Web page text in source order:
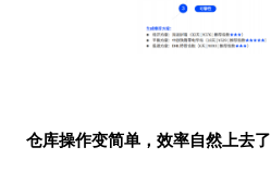
仓库操作变简单，效率自然上去了